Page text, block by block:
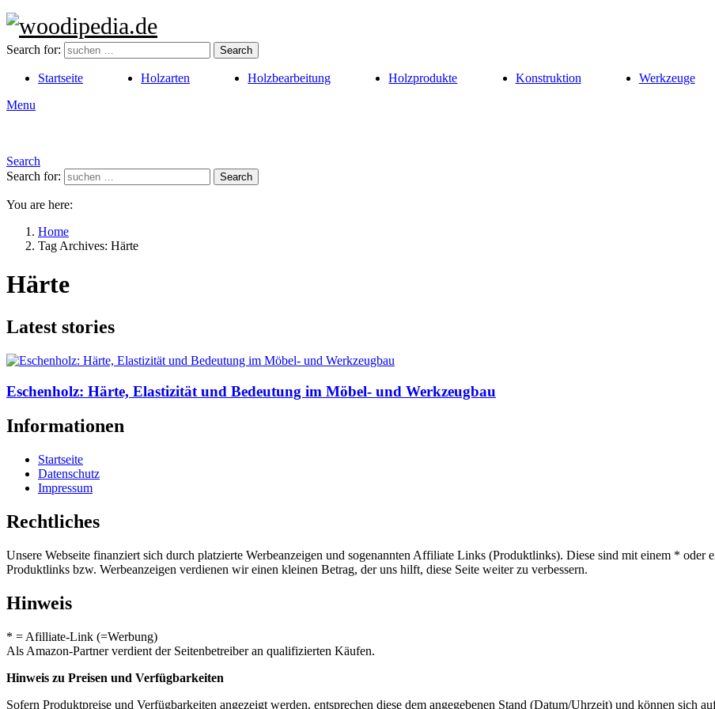
Search for: Search
Startseite Holzarten Holzbearbeitung Holzprodukte Konstruktion Werkzeuge
Menu
Search
Search for:
Search
You are here:
Home
Tag Archives: Härte
Härte
Latest stories
Eschenholz: Härte, Elastizität und Bedeutung im Möbel- und Werkzeugbau
Informationen
Startseite
Datenschutz
Impressum
Rechtliches
Unsere Webseite finanziert sich durch platzierte Werbeanzeigen und sogenannten Affiliate Links (Produktlinks). Diese sind mit einem *
Produktlinks bzw. Werbeanzeigen verdienen wir einen kleinen Betrag, der uns hilft, diese Seite weiter zu verbessern.
Hinweis
* = Afilliate-Link (=Werbung)
Als Amazon-Partner verdient der Seitenbetreiber an qualifizierten Käufen.
Hinweis zu Preisen und Verfügbarkeiten
Sofern Produktpreise und Verfügbarkeiten angezeigt werden, entsprechen diese dem angegebenen Stand (Datum/Uhrzeit) und können sich